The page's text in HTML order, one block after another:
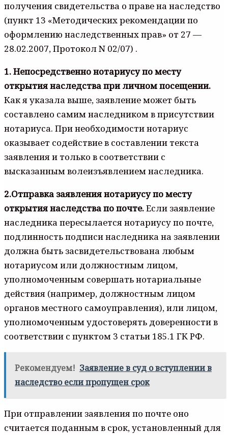
получения свидетельства о праве на наследство
(пункт 13 «Методических рекомендации по
оформлению наследственных прав» от 27 —
28.02.2007, Протокол N 02/07) .
1. Непосредственно нотариусу по месту
открытия наследства при личном посещении.
Как я указала выше, заявление может быть
составлено самим наследником в присутствии
нотариуса. При необходимости нотариус
оказывает содействие в составлении текста
заявления и только в соответствии с
высказанным волеизъявлением наследника.
2.Отправка заявления нотариусу по месту
открытия наследства по почте.Если заявление
наследника пересылается нотариусу по почте,
подлинность подписи наследника на заявлении
должна быть засвидетельствована любым
нотариусом или должностным лицом,
уполномоченным совершать нотариальные
действия (например, должностным лицом
органов местного самоуправления), или лицом,
уполномоченным удостоверять доверенности в
соответствии с пунктом 3 статьи 185.1 ГК РФ.
Рекомендуем! Заявление в суд о вступлении в
наследство если пропущен срок
При отправлении заявления по почте оно
считается поданным в срок, установленный для